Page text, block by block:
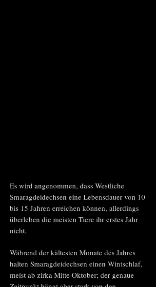
Es wird angenommen, dass Westliche
Smaragdeidechsen eine Lebensdauer von 10
bis 15 Jahren erreichen können, allerdings
überleben die meisten Tiere ihr erstes Jahr
nicht.
Während der kältesten Monate des Jahres
halten Smaragdeidechsen einen Wintschlaf,
meist ab zirka Mitte Oktober; der genaue